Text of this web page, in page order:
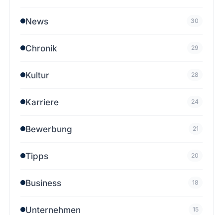
News 30
Chronik 29
Kultur 28
Karriere 24
Bewerbung 21
Tipps 20
Business 18
Unternehmen 15